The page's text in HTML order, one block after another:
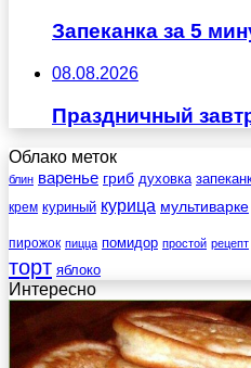
Запеканка за 5
08.08.2026
Праздничный
Облако меток
блин варенье гриб духовка
крем куриный курица мультиварке
пирожок пицца помидор простой рецепт
торт яблоко
Интересно